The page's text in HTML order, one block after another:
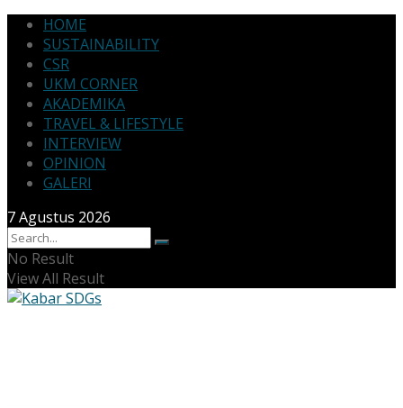
HOME
SUSTAINABILITY
CSR
UKM CORNER
AKADEMIKA
TRAVEL & LIFESTYLE
INTERVIEW
OPINION
GALERI
7 Agustus 2026
No Result
View All Result